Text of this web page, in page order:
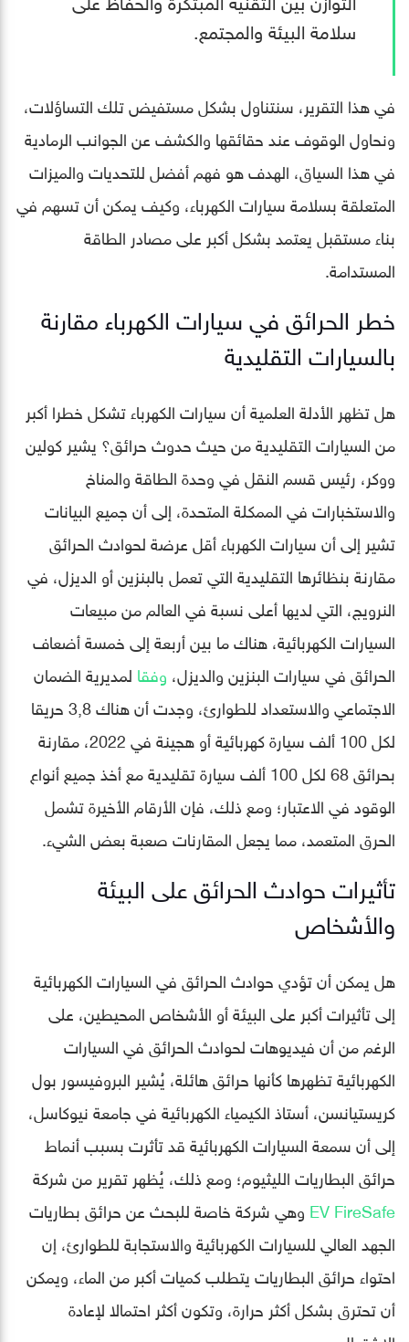
سلامة البيئة والمجتمع.
في هذا التقرير، سنتناول بشكل مستفيض تلك التساؤلات،
ونحاول الوقوف عند حقائقها والكشف عن الجوانب الرمادية
في هذا السياق، الهدف هو فهم أفضل للتحديات والميزات
المتعلقة بسلامة سيارات الكهرباء، وكيف يمكن أن تسهم في
بناء مستقبل يعتمد بشكل أكبر على مصادر الطاقة
المستدامة.
خطر الحرائق في سيارات الكهرباء مقارنة
بالسيارات التقليدية
هل تظهر الأدلة العلمية أن سيارات الكهرباء تشكل خطرا أكبر
من السيارات التقليدية من حيث حدوث حرائق؟ يشير كولين
ووكر، رئيس قسم النقل في وحدة الطاقة والمناخ
والاستخبارات في الممكلة المتحدة، إلى أن جميع البيانات
تشير إلى أن سيارات الكهرباء أقل عرضة لحوادث الحرائق
مقارنة بنظائرها التقليدية التي تعمل بالبنزين أو الديزل، في
النرويج، التي لديها أعلى نسبة في العالم من مبيعات
السيارات الكهربائية، هناك ما بين أربعة إلى خمسة أضعاف
الحرائق في سيارات البنزين والديزل، وفقا لمديرية الضمان
الاجتماعي والاستعداد للطوارئ، وجدت أن هناك 3,8 حريقا
لكل 100 ألف سيارة كهربائية أو هجينة في 2022، مقارنة
بحرائق 68 لكل 100 ألف سيارة تقليدية مع أخذ جميع أنواع
الوقود في الاعتبار؛ ومع ذلك، فإن الأرقام الأخيرة تشمل
الحرق المتعمد، مما يجعل المقارنات صعبة بعض الشيء.
تأثيرات حوادث الحرائق على البيئة
والأشخاص
هل يمكن أن تؤدي حوادث الحرائق في السيارات الكهربائية
إلى تأثيرات أكبر على البيئة أو الأشخاص المحيطين، على
الرغم من أن فيديوهات لحوادث الحرائق في السيارات
الكهربائية تظهرها كأنها حرائق هائلة، يُشير البروفيسور بول
كريستيانسن، أستاذ الكيمياء الكهربائية في جامعة نيوكاسل،
إلى أن سمعة السيارات الكهربائية قد تأثرت بسبب أنماط
حرائق البطاريات الليثيوم؛ ومع ذلك، يُظهر تقرير من شركة
EV FireSafe وهي شركة خاصة للبحث عن حرائق بطاريات
الجهد العالي للسيارات الكهربائية والاستجابة للطوارئ، إن
احتواء حرائق البطاريات يتطلب كميات أكبر من الماء، ويمكن
أن تحترق بشكل أكثر حرارة، وتكون أكثر احتمالا لإعادة